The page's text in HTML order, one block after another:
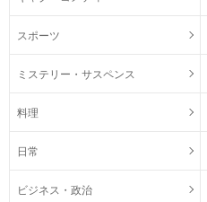
スポーツ
ミステリー・サスペンス
料理
日常
ビジネス・政治